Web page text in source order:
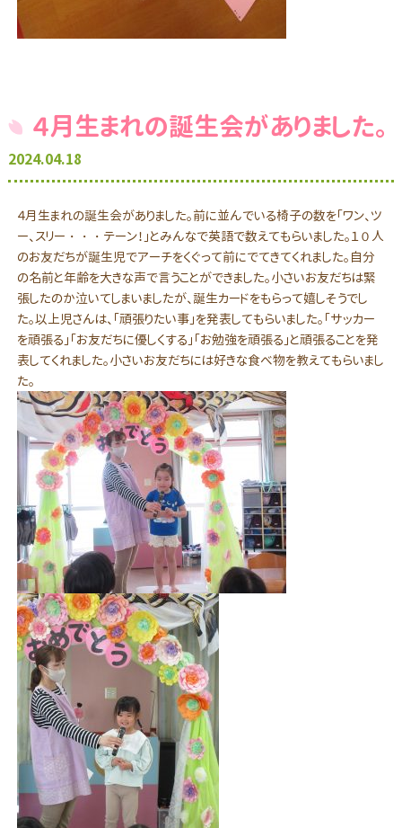
４月生まれの誕生会がありました。
2024.04.18
４月生まれの誕生会がありました。前に並んでいる椅子の数を「ワン、ツ
ー、スリー・・・テーン！」とみんなで英語で数えてもらいました。１０人
のお友だちが誕生児でアーチをくぐって前にでてきてくれました。自分
の名前と年齢を大きな声で言うことができました。小さいお友だちは緊
張したのか泣いてしまいましたが、誕生カードをもらって嬉しそうでし
た。以上児さんは、「頑張りたい事」を発表してもらいました。「サッカー
を頑張る」「お友だちに優しくする」「お勉強を頑張る」と頑張ることを発
表してくれました。小さいお友だちには好きな食べ物を教えてもらいまし
た。